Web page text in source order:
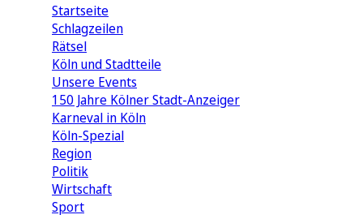
Startseite
Schlagzeilen
Rätsel
Köln und Stadtteile
Unsere Events
150 Jahre Kölner Stadt-Anzeiger
Karneval in Köln
Köln-Spezial
Region
Politik
Wirtschaft
Sport